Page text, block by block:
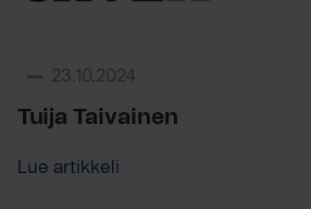
23.10.2024
Tuija Taivainen
Lue artikkeli